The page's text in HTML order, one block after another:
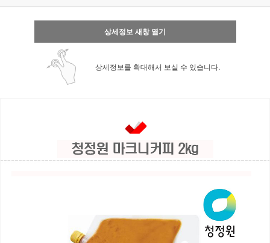
상세정보 새창 열기
상세정보를 확대해서 보실 수 있습니다.